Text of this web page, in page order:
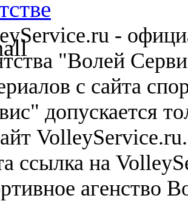
-
"Волей
с сайта
допускается
ссылка на
агенство